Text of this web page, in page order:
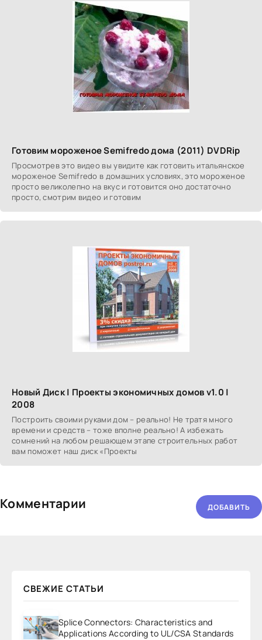
Готовим мороженое Semifredo дома (2011) DVDRip
Просмотрев это видео вы увидите как готовить итальянское
мороженое Semifredo в домашних условиях, это мороженое
просто великолепно на вкус и готовится оно достаточно
просто, смотрим видео и готовим
Новый Диск | Проекты экономичных домов v1.0 |
2008
Построить своими руками дом – реально! Не тратя много
времени и средств – тоже вполне реально! А избежать
сомнений на любом решающем этапе строительных работ
вам поможет наш диск «Проекты
Комментарии ДОБАВИТЬ
СВЕЖИЕ СТАТЬИ
Splice Connectors: Characteristics and
Applications According to UL/CSA Standards